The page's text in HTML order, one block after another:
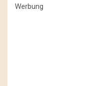
Werbung